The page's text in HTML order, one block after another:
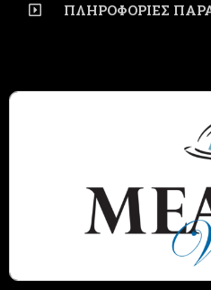
ΠΛΗΡΟΦΟΡΙΕΣ